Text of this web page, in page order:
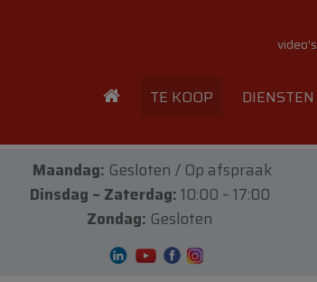
video's
TE KOOP DIENSTEN
Maandag: Gesloten / Op afspraak
Dinsdag – Zaterdag:10:00 – 17:00
Zondag: Gesloten